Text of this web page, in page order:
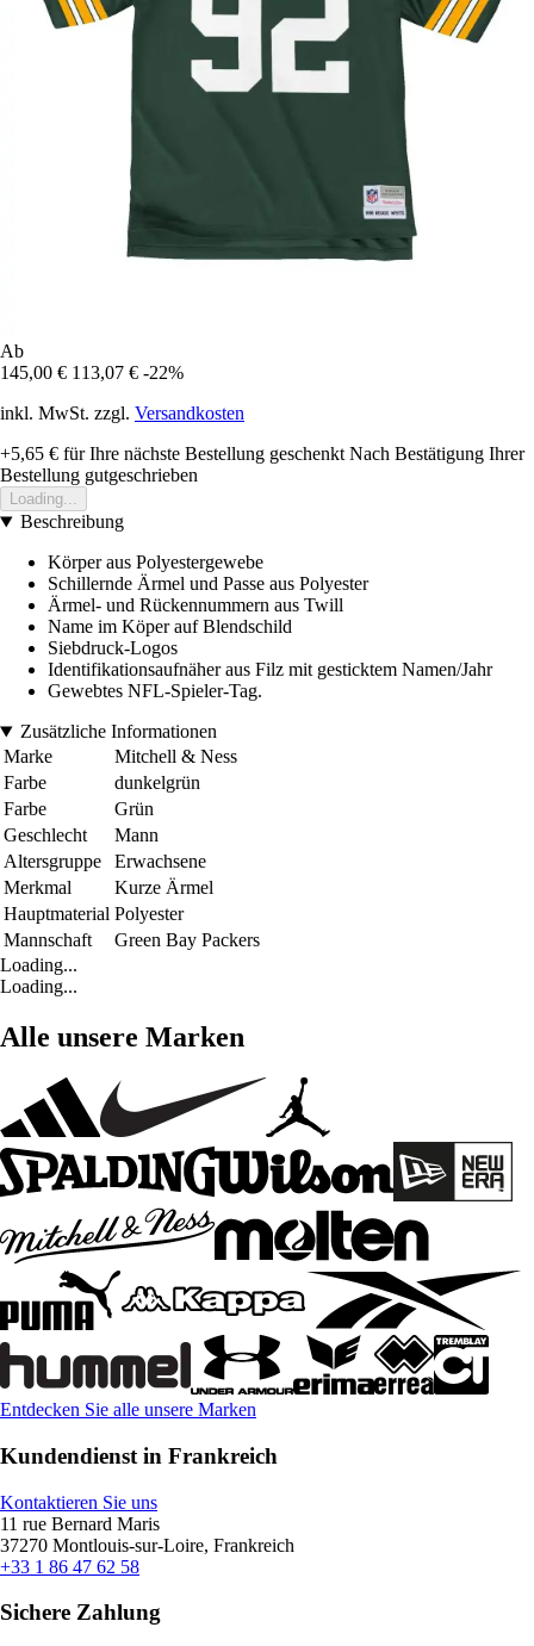
Ab
145,00 € 113,07 € -22%
inkl. MwSt. zzgl. Versandkosten
+5,65 € für Ihre nächste Bestellung geschenkt Nach Bestätigung Ihrer
Bestellung gutgeschrieben
Loading...
Beschreibung
Körper aus Polyestergewebe
Schillernde Ärmel und Passe aus Polyester
Ärmel- und Rückennummern aus Twill
Name im Köper auf Blendschild
Siebdruck-Logos
Identifikationsaufnäher aus Filz mit gesticktem Namen/Jahr
Gewebtes NFL-Spieler-Tag.
Zusätzliche Informationen
Marke
Mitchell & Ness
Farbe
dunkelgrün
Farbe
Grün
Geschlecht
Mann
Altersgruppe
Erwachsene
Merkmal
Kurze Ärmel
Hauptmaterial Polyester
Mannschaft
Green Bay Packers
Loading...
Loading...
Alle unsere Marken
Entdecken Sie alle unsere Marken
Kundendienst in Frankreich
Kontaktieren Sie uns
11 rue Bernard Maris
37270 Montlouis-sur-Loire, Frankreich
+33 1 86 47 62 58
Sichere Zahlung